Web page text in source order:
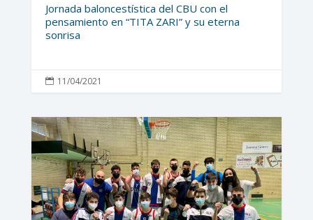
Jornada baloncestística del CBU con el
pensamiento en “TITA ZARI” y su eterna
sonrisa
 11/04/2021